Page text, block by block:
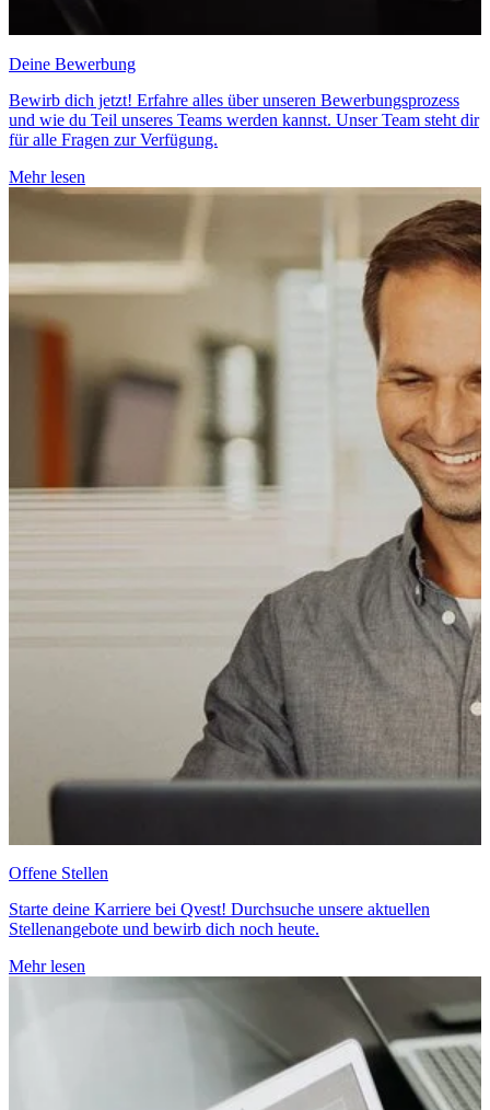
Deine Bewerbung
Bewirb dich jetzt! Erfahre alles über unseren Bewerbungsprozess
und wie du Teil unseres Teams werden kannst. Unser Team steht dir
für alle Fragen zur Verfügung.
Mehr lesen
Offene Stellen
Starte deine Karriere bei Qvest! Durchsuche unsere aktuellen
Stellenangebote und bewirb dich noch heute.
Mehr lesen